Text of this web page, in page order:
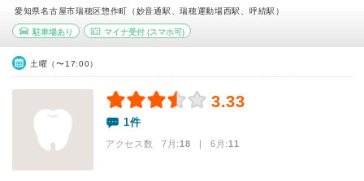
愛知県名古屋市瑞穂区惣作町（妙音通駅、瑞穂運動場西駅、呼続駅）
駐車場あり マイナ受付(スマホ可)
土曜（〜17:00）
3.33
1件
アクセス数 7月:18 | 6月:11